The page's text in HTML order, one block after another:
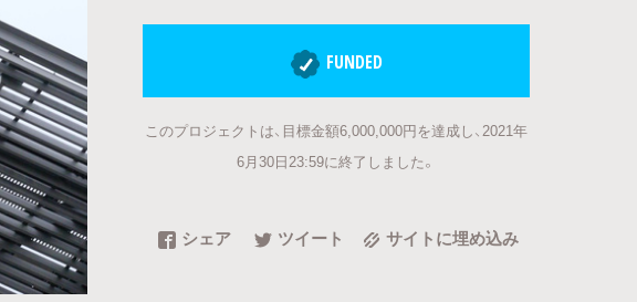
FUNDED
このプロジェクトは、目標金額6,000,000円を達成し、2021年
6月30日23:59に終了しました。
シェア ツイート サイトに埋め込み